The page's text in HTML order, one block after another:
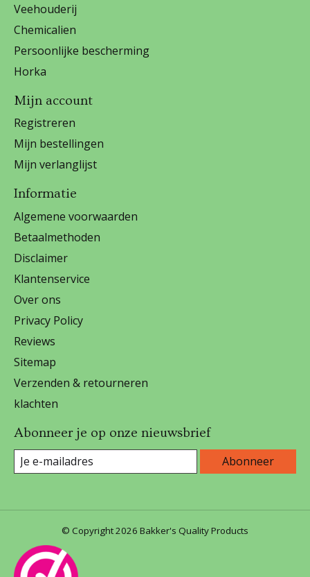
Veehouderij
Chemicalien
Persoonlijke bescherming
Horka
Mijn account
Registreren
Mijn bestellingen
Mijn verlanglijst
Informatie
Algemene voorwaarden
Betaalmethoden
Disclaimer
Klantenservice
Over ons
Privacy Policy
Reviews
Sitemap
Verzenden & retourneren
klachten
Abonneer je op onze nieuwsbrief
Abonneer
© Copyright 2026 Bakker's Quality Products